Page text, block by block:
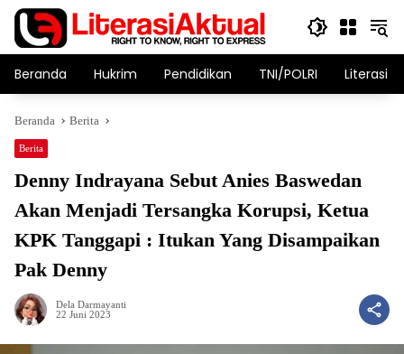
Langsung
konten
Beranda Hukrim Pendidikan TNI/POLRI Literasi
Beranda Berita
Berita
Denny Indrayana Sebut Anies Baswedan
Akan Menjadi Tersangka Korupsi, Ketua
KPK Tanggapi : Itukan Yang Disampaikan
Pak Denny
Dela Darmayanti
22 Juni 2023